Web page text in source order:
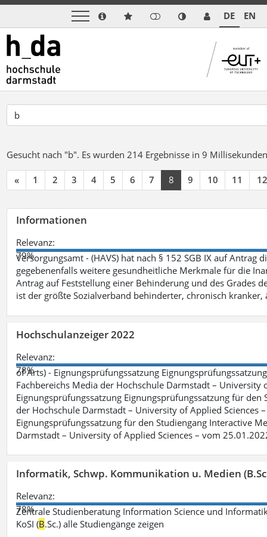
DE EN
Gesucht nach "b". Es wurden 214 Ergebnisse in 9
« 1 2 3 4 5 6 7 8 9 10 11 12
Informationen
Relevanz:
79%
Versorgungsamt - (HAVS) hat nach § 152 SGB IX auf
gegebenenfalls weitere gesundheitliche Merkmale für die
Antrag auf Feststellung einer Behinderung und des Grades
ist der größte Sozialverband behinderter, chronisch kranker,
Hochschulanzeiger 2022
Relevanz:
78%
of Arts) - Eignungsprüfungssatzung
Fachbereichs Media der Hochschule Darmstadt –
Eignungsprüfungssatzung Eignungsprüfungssatzung für den
der Hochschule Darmstadt – University of Applied Sciences
Eignungsprüfungssatzung für den Studiengang Interactive
Darmstadt – University of Applied Sciences – vom
Informatik, Schwp. Kommunikation u. Medien
Relevanz:
78%
Zentrale Studienberatung Information Science und
KoSI (B.Sc.) alle Studiengänge zeigen